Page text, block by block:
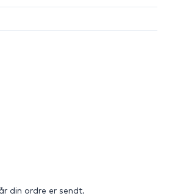
din ordre er sendt.